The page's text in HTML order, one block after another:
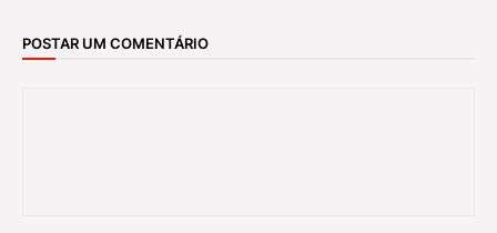
POSTAR UM COMENTÁRIO